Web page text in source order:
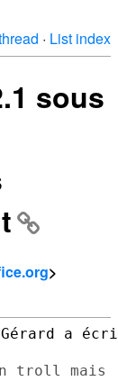
· List index
sous
>
Gérard a
troll mais